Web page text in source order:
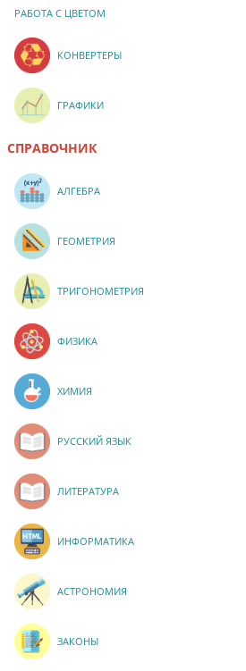
РАБОТА С ЦВЕТОМ
КОНВЕРТЕРЫ
ГРАФИКИ
СПРАВОЧНИК
АЛГЕБРА
ГЕОМЕТРИЯ
ТРИГОНОМЕТРИЯ
ФИЗИКА
ХИМИЯ
РУССКИЙ ЯЗЫК
ЛИТЕРАТУРА
ИНФОРМАТИКА
АСТРОНОМИЯ
ЗАКОНЫ